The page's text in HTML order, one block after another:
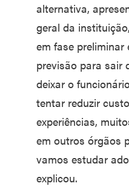
alternativa,
geral da
em fase preliminar
previsão para sair
deixar o
tentar reduzir
experiências,
em outros órgãos
vamos estudar
explicou.